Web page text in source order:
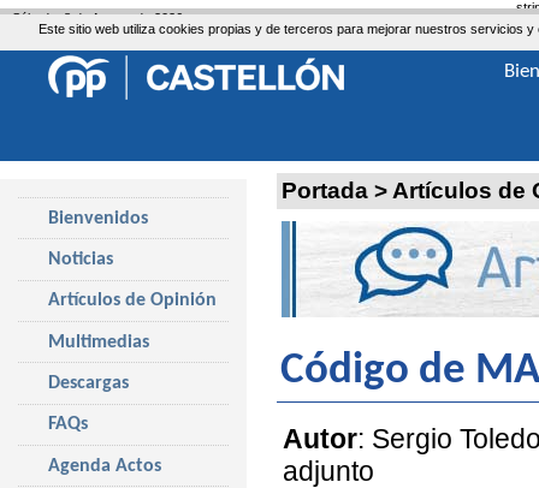
Este sitio web utiliza cookies propias y de terceros para mejorar nuestros servicios
Portada > Artículos de
Código de
Autor: Sergio
adjunto
Bienvenidos
Noticias
Artículos de Opinión
Multimedias
Descargas
FAQs
Agenda Actos
Sábado, 8 de Agosto de 2026